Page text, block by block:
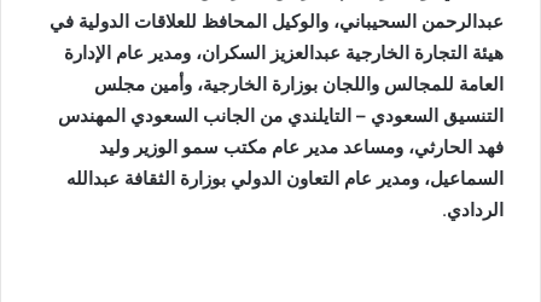
عبدالرحمن السحيباني، والوكيل المحافظ للعلاقات الدولية في
هيئة التجارة الخارجية عبدالعزيز السكران، ومدير عام الإدارة
العامة للمجالس واللجان بوزارة الخارجية، وأمين مجلس
التنسيق السعودي – التايلندي من الجانب السعودي المهندس
فهد الحارثي، ومساعد مدير عام مكتب سمو الوزير وليد
السماعيل، ومدير عام التعاون الدولي بوزارة الثقافة عبدالله
الردادي.